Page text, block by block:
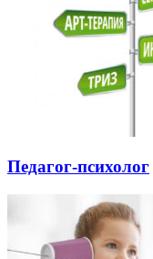
Педагог-психолог